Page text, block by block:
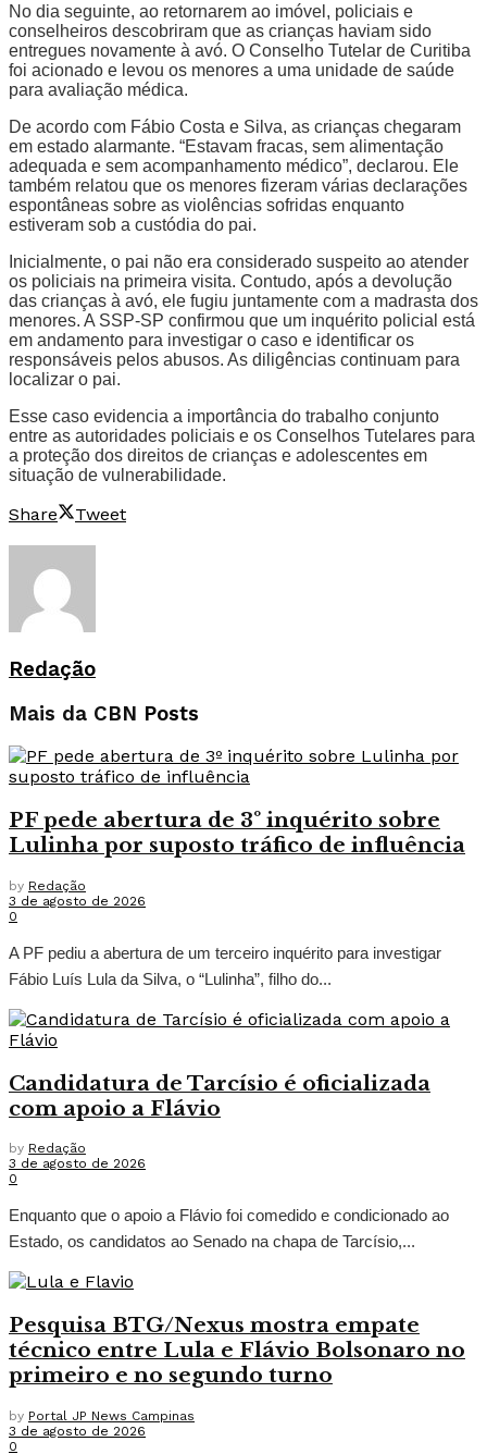
No dia seguinte, ao retornarem ao imóvel, policiais e
conselheiros descobriram que as crianças haviam sido
entregues novamente à avó. O Conselho Tutelar de Curitiba
foi acionado e levou os menores a uma unidade de saúde
para avaliação médica.
De acordo com Fábio Costa e Silva, as crianças chegaram
em estado alarmante. “Estavam fracas, sem alimentação
adequada e sem acompanhamento médico”, declarou. Ele
também relatou que os menores fizeram várias declarações
espontâneas sobre as violências sofridas enquanto
estiveram sob a custódia do pai.
Inicialmente, o pai não era considerado suspeito ao atender
os policiais na primeira visita. Contudo, após a devolução
das crianças à avó, ele fugiu juntamente com a madrasta dos
menores. A SSP-SP confirmou que um inquérito policial está
em andamento para investigar o caso e identificar os
responsáveis pelos abusos. As diligências continuam para
localizar o pai.
Esse caso evidencia a importância do trabalho conjunto
entre as autoridades policiais e os Conselhos Tutelares para
a proteção dos direitos de crianças e adolescentes em
situação de vulnerabilidade.
Share Tweet
Redação
Mais da CBN Posts
PF pede abertura de 3º inquérito sobre
Lulinha por suposto tráfico de influência
by Redação
3 de agosto de 2026
0
A PF pediu a abertura de um terceiro inquérito para investigar
Fábio Luís Lula da Silva, o “Lulinha”, filho do...
Candidatura de Tarcísio é oficializada
com apoio a Flávio
by Redação
3 de agosto de 2026
0
Enquanto que o apoio a Flávio foi comedido e condicionado ao
Estado, os candidatos ao Senado na chapa de Tarcísio,...
Pesquisa BTG/Nexus mostra empate
técnico entre Lula e Flávio Bolsonaro no
primeiro e no segundo turno
by Portal JP News Campinas
3 de agosto de 2026
0